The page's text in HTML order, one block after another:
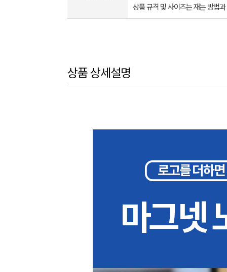
상품 규격 및 사이즈는 재는 방법
상품 상세설명